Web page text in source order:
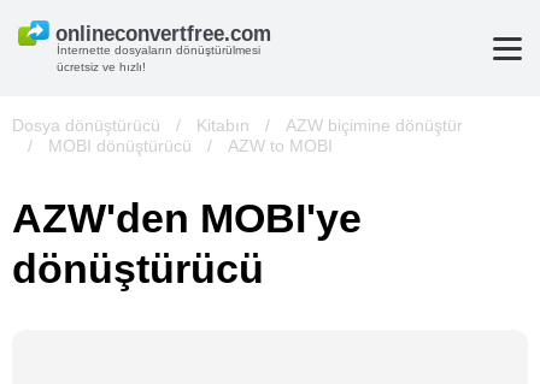
İnternette dosyaların dönüştürülmesi
ücretsiz ve hızlı!
Dosya dönüştürücü / Kitabın /
AZW biçimine dönüştür
/
MOBI dönüştürücü / AZW to MOBI
AZW'den MOBI'ye
dönüştürücü